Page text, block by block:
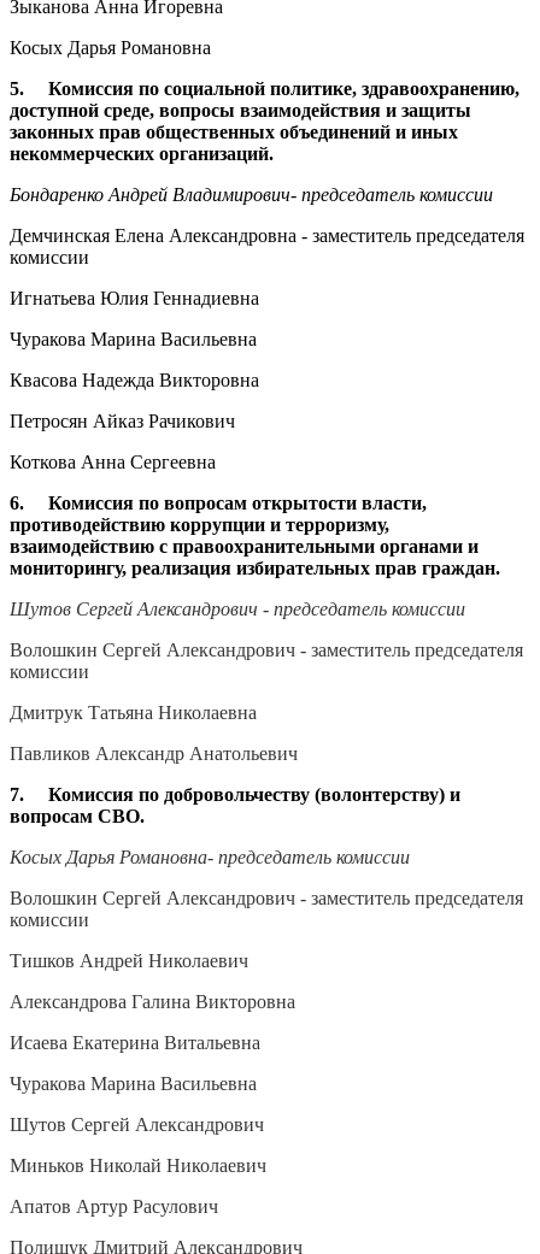
Зыканова Анна Игоревна
Косых Дарья Романовна
5. Комиссия по социальной политике, здравоохранению,
доступной среде, вопросы взаимодействия и защиты
законных прав общественных объединений и иных
некоммерческих организаций.
Бондаренко Андрей Владимирович- председатель комиссии
Демчинская Елена Александровна - заместитель председателя
комиссии
Игнатьева Юлия Геннадиевна
Чуракова Марина Васильевна
Квасова Надежда Викторовна
Петросян Айказ Рачикович
Коткова Анна Сергеевна
6. Комиссия по вопросам открытости власти,
противодействию коррупции и терроризму,
взаимодействию с правоохранительными органами и
мониторингу, реализация избирательных прав граждан.
Шутов Сергей Александрович - председатель комиссии
Волошкин Сергей Александрович - заместитель председателя
комиссии
Дмитрук Татьяна Николаевна
Павликов Александр Анатольевич
7. Комиссия по добровольчеству (волонтерству) и
вопросам СВО.
Косых Дарья Романовна- председатель комиссии
Волошкин Сергей Александрович - заместитель председателя
комиссии
Тишков Андрей Николаевич
Александрова Галина Викторовна
Исаева Екатерина Витальевна
Чуракова Марина Васильевна
Шутов Сергей Александрович
Миньков Николай Николаевич
Апатов Артур Расулович
Полищук Дмитрий Александрович